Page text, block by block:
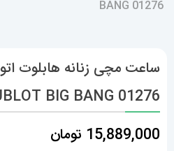
ساعت مچی زنانه هابلوت
BIG BANG 01276
15,889,000 تومان